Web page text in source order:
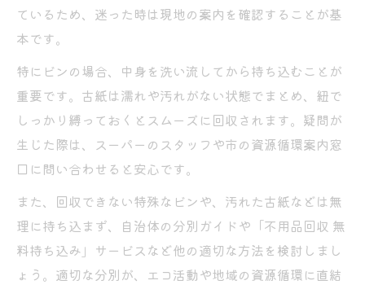
ているため、迷った時は現地の案内を確認することが基
本です。
特にビンの場合、中身を洗い流してから持ち込むことが
重要です。古紙は濡れや汚れがない状態でまとめ、紐で
しっかり縛っておくとスムーズに回収されます。疑問が
生じた際は、スーパーのスタッフや市の資源循環案内窓
口に問い合わせると安心です。
また、回収できない特殊なビンや、汚れた古紙などは無
理に持ち込まず、自治体の分別ガイドや「不用品回収 無
料持ち込み」サービスなど他の適切な方法を検討しまし
ょう。適切な分別が、エコ活動や地域の資源循環に直結